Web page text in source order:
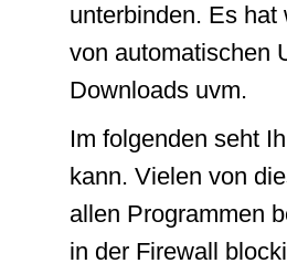
unterbinden. Es
von automatischen
Downloads uvm.
Im folgenden seht
kann. Vielen von
allen Programmen
in der Firewall